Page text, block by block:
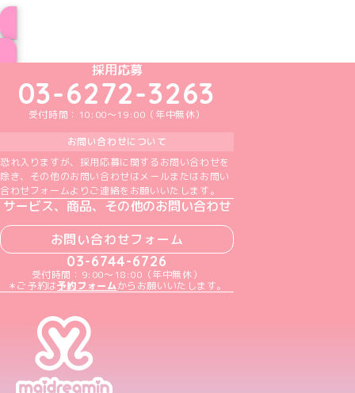
めいどりーみんTikTok公式アカウント
めいどりーみんX公式アカウント
めいどりーみんInstagram公式アカウント
めいどりーみんFacebook公式アカウン
めいどりーみんYouTube公式アカ
採用応募
03-6272-3263
受付時間：10:00～19:00（年中無休）
お問い合わせについて
恐れ入りますが、採用応募に関するお問い合わせを
除き、その他のお問い合わせはメールまたはお問い
合わせフォームよりご連絡をお願いいたします。
サービス、商品、その他のお問い合わせ
お問い合わせフォーム
03-6744-6726
受付時間：9:00～18:00（年中無休）
＊ご予約は予約フォームからお願いいたします。